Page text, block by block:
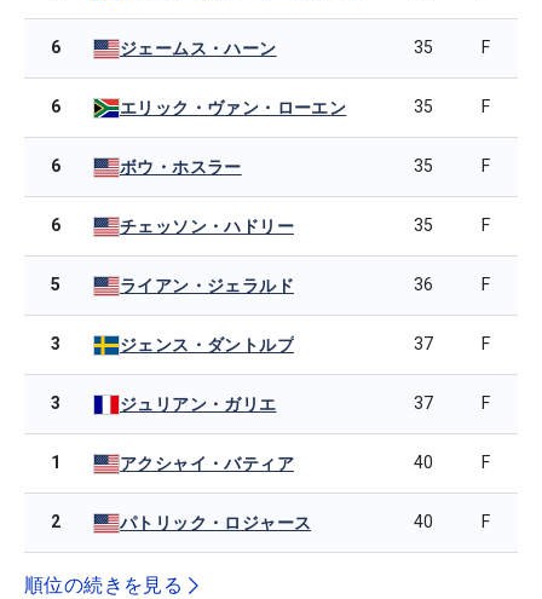
6 ジェームス・ハーン 35 F
6 エリック・ヴァン・ローエン 35 F
6 ボウ・ホスラー 35 F
6 チェッソン・ハドリー 35 F
5 ライアン・ジェラルド 36 F
3 ジェンス・ダントルプ 37 F
3 ジュリアン・ガリエ 37 F
1 アクシャイ・バティア 40 F
2 パトリック・ロジャース 40 F
順位の続きを見る